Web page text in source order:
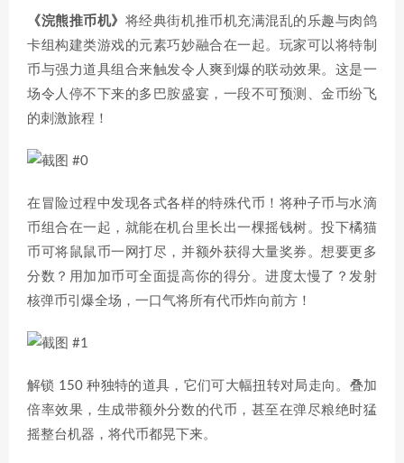
《浣熊推币机》 将经典街机推币机充满混乱的乐趣与肉鸽
卡组构建类游戏的元素巧妙融合在一起。玩家可以将特制
币与强力道具组合来触发令人爽到爆的联动效果。这是一
场令人停不下来的多巴胺盛宴，一段不可预测、金币纷飞
的刺激旅程！
在冒险过程中发现各式各样的特殊代币！将种子币与水滴
币组合在一起，就能在机台里长出一棵摇钱树。投下橘猫
币可将鼠鼠币一网打尽，并额外获得大量奖券。想要更多
分数？用加加币可全面提高你的得分。进度太慢了？发射
核弹币引爆全场，一口气将所有代币炸向前方！
解锁 150 种独特的道具，它们可大幅扭转对局走向。叠加
倍率效果，生成带额外分数的代币，甚至在弹尽粮绝时猛
摇整台机器，将代币都晃下来。